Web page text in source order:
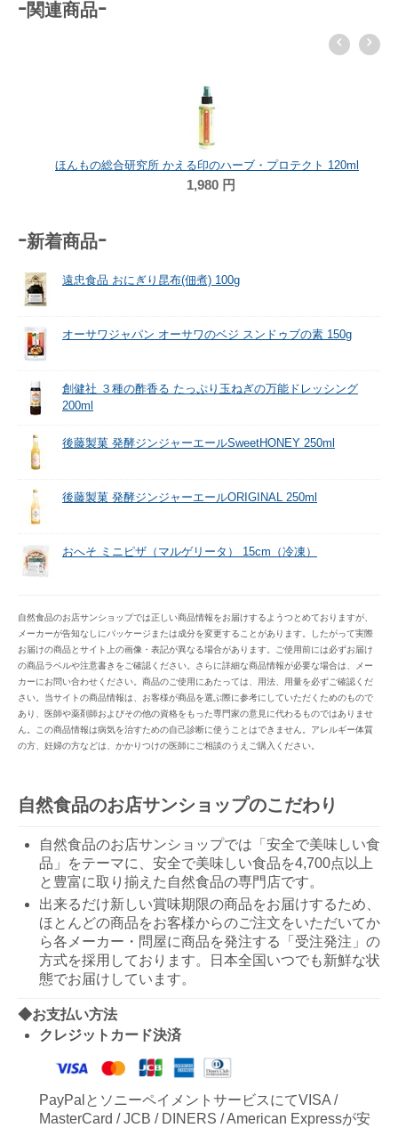
-関連商品-
ほんもの総合研究所 かえる印のハーブ・プロテクト 120ml
1,980 円
-新着商品-
遠忠食品 おにぎり昆布(佃煮) 100g
オーサワジャパン オーサワのベジ スンドゥブの素 150g
創健社 ３種の酢香る たっぷり玉ねぎの万能ドレッシング
200ml
後藤製菓 発酵ジンジャーエールSweetHONEY 250ml
後藤製菓 発酵ジンジャーエールORIGINAL 250ml
おへそ ミニピザ（マルゲリータ） 15cm（冷凍）
自然食品のお店サンショップでは正しい商品情報をお届けするようつとめておりますが、
メーカーが告知なしにパッケージまたは成分を変更することがあります。したがって実際
お届けの商品とサイト上の画像・表記が異なる場合があります。ご使用前には必ずお届け
の商品ラベルや注意書きをご確認ください。さらに詳細な商品情報が必要な場合は、メー
カーにお問い合わせください。商品のご使用にあたっては、用法、用量を必ずご確認くだ
さい。当サイトの商品情報は、お客様が商品を選ぶ際に参考にしていただくためのもので
あり、医師や薬剤師およびその他の資格をもった専門家の意見に代わるものではありませ
ん。この商品情報は病気を治すための自己診断に使うことはできません。アレルギー体質
の方、妊婦の方などは、かかりつけの医師にご相談のうえご購入ください。
自然食品のお店サンショップのこだわり
自然食品のお店サンショップでは「安全で美味しい食
品」をテーマに、安全で美味しい食品を4,700点以上
と豊富に取り揃えた自然食品の専門店です。
出来るだけ新しい賞味期限の商品をお届けするため、
ほとんどの商品をお客様からのご注文をいただいてか
ら各メーカー・問屋に商品を発注する「受注発注」の
方式を採用しております。日本全国いつでも新鮮な状
態でお届けしています。
◆お支払い方法
クレジットカード決済
PayPalとソニーペイメントサービスにてVISA /
MasterCard / JCB / DINERS / American Expressが安